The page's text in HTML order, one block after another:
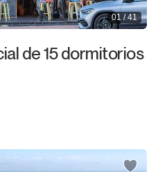
01 / 41
de 15 dormitorios